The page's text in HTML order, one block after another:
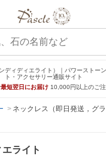
ディディエライト）｜パワーストー
ト・アクセサリー通販サイト
最短翌日にお届け 10,000円以上のご
ネックレス（即日発送，グ
ライト